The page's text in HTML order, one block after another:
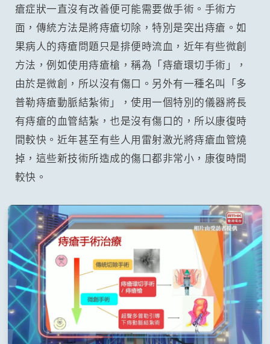
瘡症狀一直沒有改善便可能需要做手術。手術方
面，傳統方法是將痔瘡切除，特別是突出痔瘡。如
果病人的痔瘡問題只是排便時流血，近年有些微創
方法，例如使用痔瘡槍，稱為「痔瘡環切手術」，
由於是微創，所以沒有傷口。另外有一種名叫「多
普勒痔瘡動脈結紮術」，使用一個特別的儀器將長
有痔瘡的血管結紮，也是沒有傷口的，所以康復時
間較快。近年甚至有些人用雷射激光將痔瘡血管燒
掉，這些新技術所造成的傷口都非常小，康復時間
較快。